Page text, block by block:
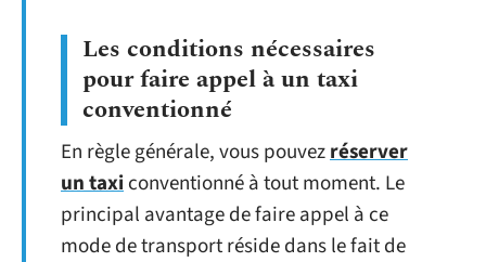
Les conditions nécessaires
pour faire appel à un taxi
conventionné
En règle générale, vous pouvezréserver
un taxiconventionné à tout moment. Le
principal avantage de faire appel à ce
mode de transport réside dans le fait de